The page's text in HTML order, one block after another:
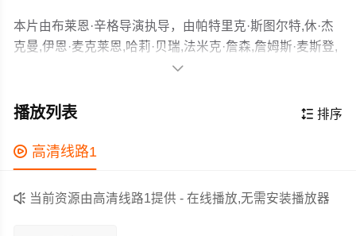
本片由布莱恩·辛格导演执导，由帕特里克·斯图尔特,休·杰
克曼,伊恩·麦克莱恩,哈莉·贝瑞,法米克·詹森,詹姆斯·麦斯登,
安娜·帕奎因,丽贝卡·罗梅恩,布莱恩·考克斯,胡凯莉,亚伦·斯
片爱好者和观众们都期待不已。
冷宫，但是依然得不到社会的承认。在一次政治要人遭到
感到压力大增，以致于跟美国总统都要就此事进行磋商。
一个拥有很高声誉的前将军，率领着反对变异人的联盟连
续对x教授施压。万磁王在这种情况下，不得不寻找与X教
一步揭开。
作为一部 上映的科幻电影，在当期同类题材影片中具有一
定的看点，在演员表现和剧情架构上也都有不错的亮点，
剧情紧凑，角色塑造鲜明，适合喜欢科幻类电影的观众观

 排序
播放列表
 高清线路1
 当前资源由高清线路1提供 - 在线播放,无需安装播放器